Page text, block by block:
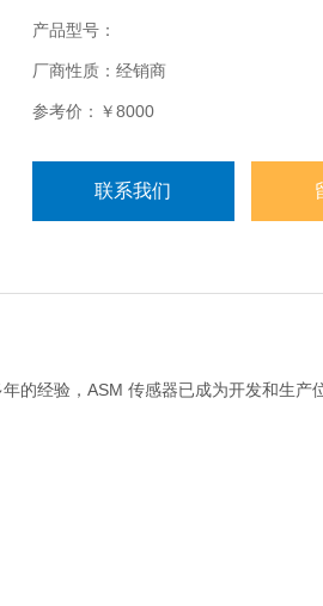
产品型号：
厂商性质：经销商
参考价：￥8000
联系我们
的经验，ASM 传感器已成为开发和生产